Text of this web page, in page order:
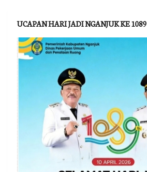
UCAPAN HARI JADI NGANJUK KE 1089